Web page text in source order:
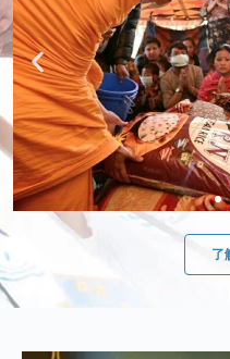
了